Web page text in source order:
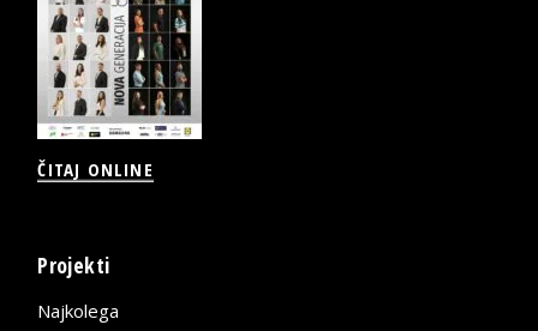
ČITAJ ONLINE
Projekti
Najkolega